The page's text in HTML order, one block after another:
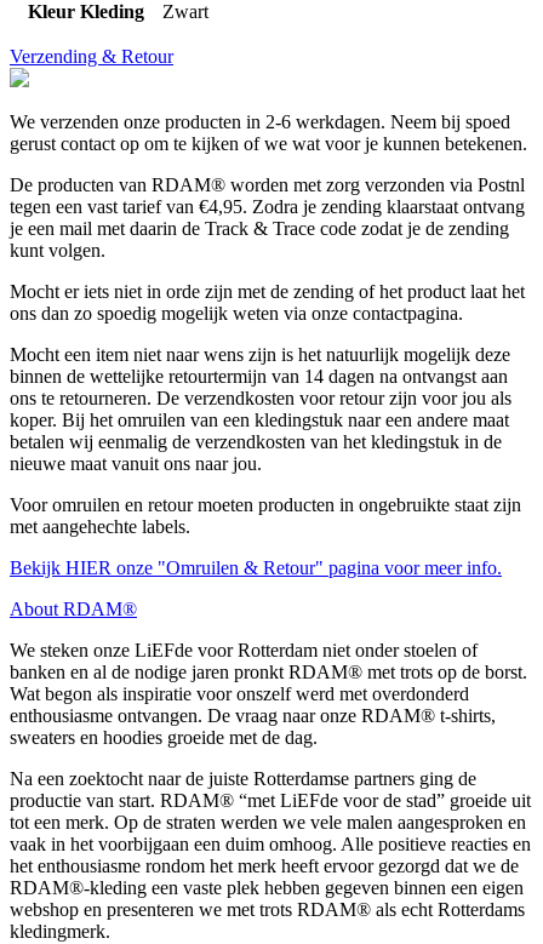
Kleur Kleding Zwart
Verzending & Retour
We verzenden onze producten in 2-6 werkdagen. Neem bij spoed
gerust contact op om te kijken of we wat voor je kunnen betekenen.
De producten van RDAM® worden met zorg verzonden via Postnl
tegen een vast tarief van €4,95. Zodra je zending klaarstaat ontvang
je een mail met daarin de Track & Trace code zodat je de zending
kunt volgen.
Mocht er iets niet in orde zijn met de zending of het product laat het
ons dan zo spoedig mogelijk weten via onze contactpagina.
Mocht een item niet naar wens zijn is het natuurlijk mogelijk deze
binnen de wettelijke retourtermijn van 14 dagen na ontvangst aan
ons te retourneren. De verzendkosten voor retour zijn voor jou als
koper. Bij het omruilen van een kledingstuk naar een andere maat
betalen wij eenmalig de verzendkosten van het kledingstuk in de
nieuwe maat vanuit ons naar jou.
Voor omruilen en retour moeten producten in ongebruikte staat zijn
met aangehechte labels.
Bekijk HIER onze "Omruilen & Retour" pagina voor meer info.
About RDAM®
We steken onze LiEFde voor Rotterdam niet onder stoelen of
banken en al de nodige jaren pronkt RDAM® met trots op de borst.
Wat begon als inspiratie voor onszelf werd met overdonderd
enthousiasme ontvangen. De vraag naar onze RDAM® t-shirts,
sweaters en hoodies groeide met de dag.
Na een zoektocht naar de juiste Rotterdamse partners ging de
productie van start. RDAM® “met LiEFde voor de stad” groeide uit
tot een merk. Op de straten werden we vele malen aangesproken en
vaak in het voorbijgaan een duim omhoog. Alle positieve reacties en
het enthousiasme rondom het merk heeft ervoor gezorgd dat we de
RDAM®-kleding een vaste plek hebben gegeven binnen een eigen
webshop en presenteren we met trots RDAM® als echt Rotterdams
kledingmerk.